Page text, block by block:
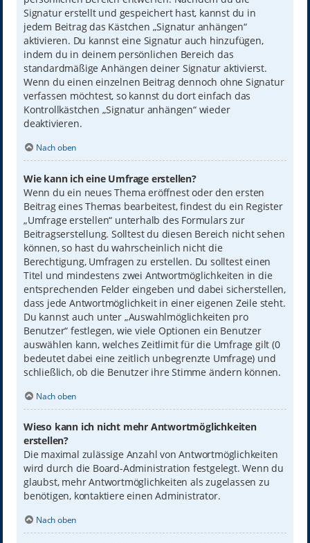
Signatur erstellt und gespeichert hast, kannst du in
jedem Beitrag das Kästchen „Signatur anhängen“
aktivieren. Du kannst eine Signatur auch hinzufügen,
indem du in deinem persönlichen Bereich das
standardmäßige Anhängen deiner Signatur aktivierst.
Wenn du einen einzelnen Beitrag dennoch ohne Signatur
verfassen möchtest, so kannst du dort einfach das
Kontrollkästchen „Signatur anhängen“ wieder
deaktivieren.
Nach oben
Wie kann ich eine Umfrage erstellen?
Wenn du ein neues Thema eröffnest oder den ersten
Beitrag eines Themas bearbeitest, findest du ein Register
„Umfrage erstellen“ unterhalb des Formulars zur
Beitragserstellung. Solltest du diesen Bereich nicht sehen
können, so hast du wahrscheinlich nicht die
Berechtigung, Umfragen zu erstellen. Du solltest einen
Titel und mindestens zwei Antwortmöglichkeiten in die
entsprechenden Felder eingeben und dabei sicherstellen,
dass jede Antwortmöglichkeit in einer eigenen Zeile steht.
Du kannst auch unter „Auswahlmöglichkeiten pro
Benutzer“ festlegen, wie viele Optionen ein Benutzer
auswählen kann, welches Zeitlimit für die Umfrage gilt (0
bedeutet dabei eine zeitlich unbegrenzte Umfrage) und
schließlich, ob die Benutzer ihre Stimme ändern können.
Nach oben
Wieso kann ich nicht mehr Antwortmöglichkeiten
erstellen?
Die maximal zulässige Anzahl von Antwortmöglichkeiten
wird durch die Board-Administration festgelegt. Wenn du
glaubst, mehr Antwortmöglichkeiten als zugelassen zu
benötigen, kontaktiere einen Administrator.
Nach oben